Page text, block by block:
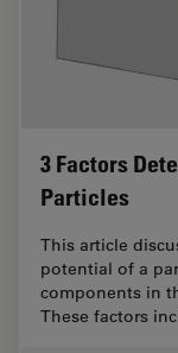
3 Factors
Particles
This article
potential of a
components in
These factors